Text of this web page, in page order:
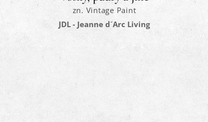
zn. Vintage Paint
JDL - Jeanne d´Arc Living